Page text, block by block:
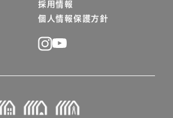
採用情報
個人情報保護方針